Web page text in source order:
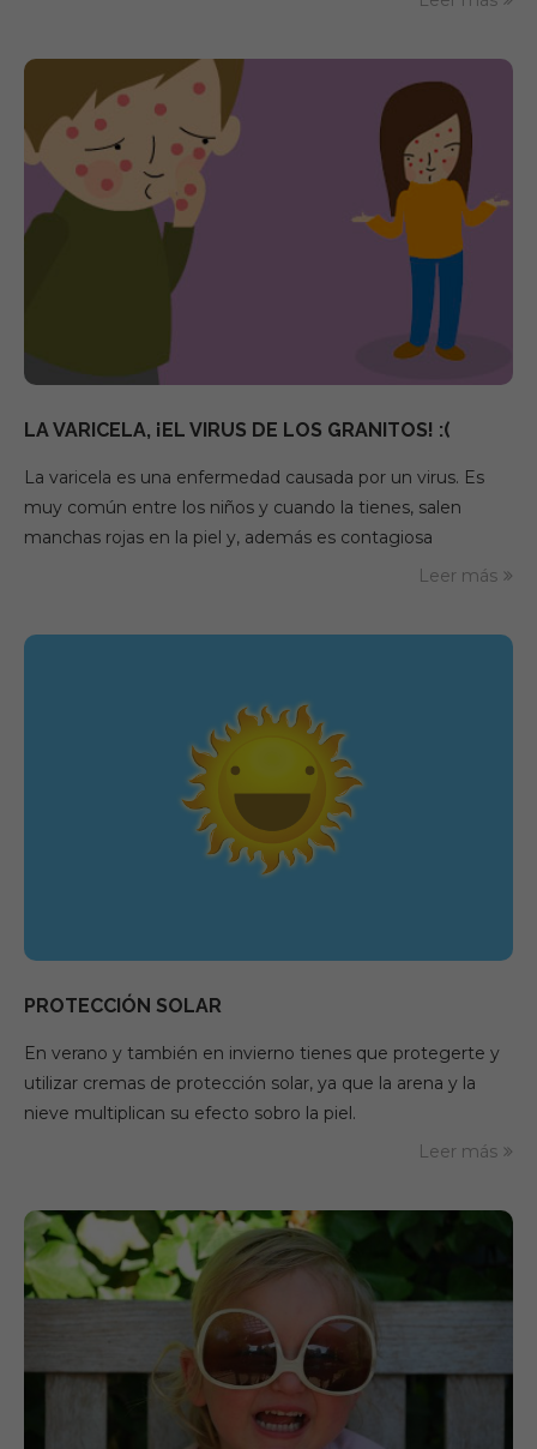
LA VARICELA, ¡EL VIRUS DE LOS GRANITOS! :(
La varicela es una enfermedad causada por un virus. Es
muy común entre los niños y cuando la tienes, salen
manchas rojas en la piel y, además es contagiosa
Leer más
PROTECCIÓN SOLAR
En verano y también en invierno tienes que protegerte y
utilizar cremas de protección solar, ya que la arena y la
nieve multiplican su efecto sobro la piel.
Leer más